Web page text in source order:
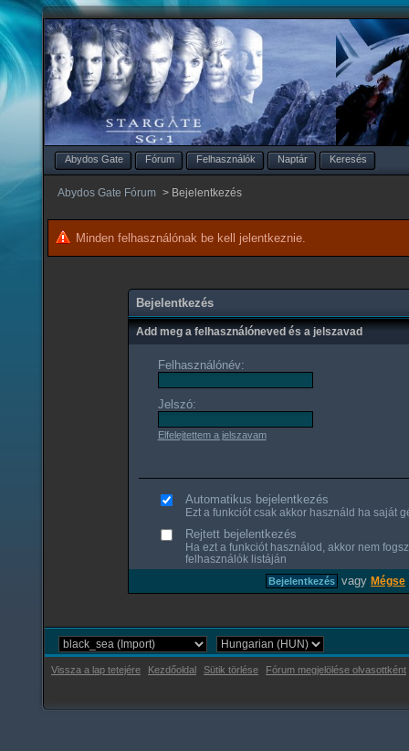
Abydos Gate Fórum Felhasználók Naptár Keresés
Abydos Gate Fórum > Bejelentkezés
Minden felhasználónak be kell jelentkeznie.
Bejelentkezés
Add meg a felhasználóneved és a jelszavad
Felhasználónév:
Jelszó:
Elfelejtettem a jelszavam
Automatikus bejelentkezés
Ezt a funkciót csak akkor használd ha saját
Rejtett bejelentkezés
Ha ezt a funkciót használod, akkor nem
felhasználók listáján
vagy Mégse
Vissza a lap tetejére Kezdőoldal Sütik törlése Fórum megjelölése olvasottként